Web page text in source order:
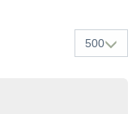
500